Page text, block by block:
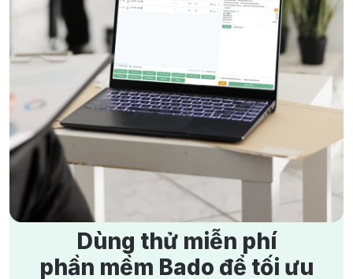
5/9/2025 1665 lượt xem
Hướng dẫn ghi sổ kế toán cho hộ kinh doanh theo thông
tư 152/2025/TT-BTC
1652 lượt xem
Hướng dẫn tự kê khai thuế cho hộ kinh doanh từ năm
2026 theo Nghị quyết 198/2025
21/11/2025
Dùng thử miễn phí
phần mềm Bado để tối ưu